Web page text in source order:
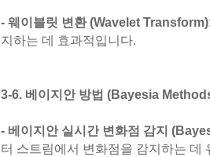
- 웨이블릿 변환 (Wavelet Transform)
지하는 데 효과적입니다.
3-6. 베이지안 방법 (Bayesia
- 베이지안 실시간 변화점 감지
터 스트림에서 변화점을 감지하는